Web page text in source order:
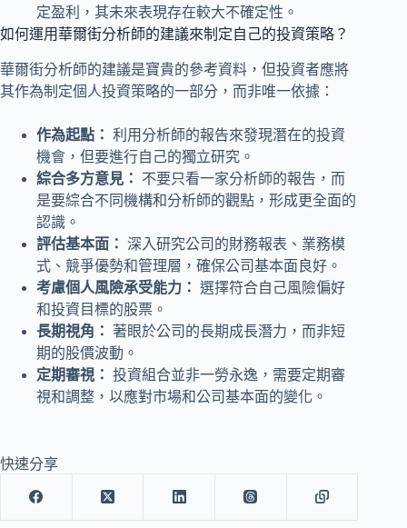
定盈利，其未來表現存在較大不確定性。
如何運用華爾街分析師的建議來制定自己的投資策略？
華爾街分析師的建議是寶貴的參考資料，但投資者應將
其作為制定個人投資策略的一部分，而非唯一依據：
作為起點： 利用分析師的報告來發現潛在的投資
機會，但要進行自己的獨立研究。
綜合多方意見：
不要只看一家分析師的報告，而
是要綜合不同機構和分析師的觀點，形成更全面的
認識。
評估基本面： 深入研究公司的財務報表、業務模
式、競爭優勢和管理層，確保公司基本面良好。
考慮個人風險承受能力： 選擇符合自己風險偏好
和投資目標的股票。
長期視角：
著眼於公司的長期成長潛力，而非短
期的股價波動。
定期審視： 投資組合並非一勞永逸，需要定期審
視和調整，以應對市場和公司基本面的變化。
快速分享